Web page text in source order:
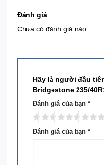
Đánh giá
Chưa có đánh giá nào.
Hãy là người đầu
Bridgestone 235/
Đánh giá của bạn *
Đánh giá của bạn *